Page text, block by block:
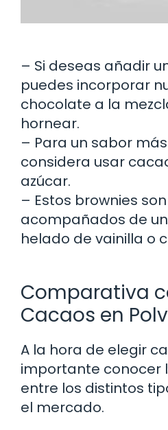
– Si deseas añadir
puedes incorporar
chocolate a la
hornear.
– Para un sabor
considera usar
azúcar.
– Estos brownies
acompañados de
helado de vainilla o
Comparativa
Cacaos en
A la hora de elegir
importante conocer
entre los distintos
el mercado.